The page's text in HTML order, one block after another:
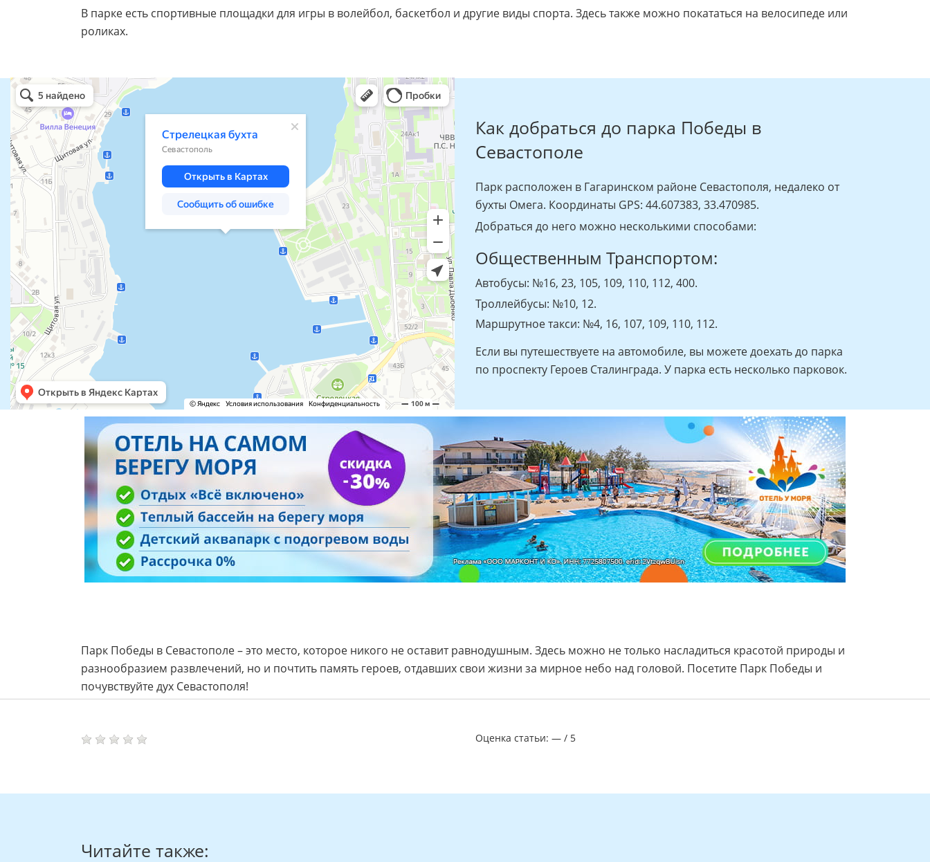
В парке есть спортивные площадки для игры в волейбол, баскетбол и другие виды спорта. Здесь также можно покататься на велосипеде или
роликах.
Как добраться до парка Победы в
Севастополе
Парк расположен в Гагаринском районе Севастополя, недалеко от
бухты Омега. Координаты GPS: 44.607383, 33.470985.
Добраться до него можно несколькими способами:
Общественным Транспортом:
Автобусы: №16, 23, 105, 109, 110, 112, 400.
Троллейбусы: №10, 12.
Маршрутное такси: №4, 16, 107, 109, 110, 112.
Если вы путешествуете на автомобиле, вы можете доехать до парка
по проспекту Героев Сталинграда. У парка есть несколько парковок.
Парк Победы в Севастополе – это место, которое никого не оставит равнодушным. Здесь можно не только насладиться красотой природы и
разнообразием развлечений, но и почтить память героев, отдавших свои жизни за мирное небо над головой. Посетите Парк Победы и
почувствуйте дух Севастополя!
Оценка статьи: — / 5
Читайте также: